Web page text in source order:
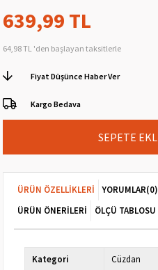
639,99 TL
64,98 TL 'den başlayan taksitlerle
Fiyat Düşünce Haber Ver
Kargo Bedava
ÜRÜN ÖZELLIKLERI YORUMLAR(0)
ÜRÜN ÖNERILERI
ÖLÇÜ TABLOSU
Kategori Cüzdan